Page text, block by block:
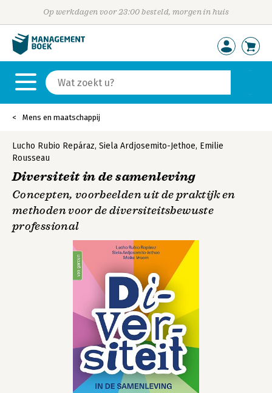
Op werkdagen voor 23:00 besteld, morgen in huis
Mens en maatschappij
Lucho Rubio Repáraz, Siela Ardjosemito-Jethoe, Emilie
Rousseau
Diversiteit in de samenleving
Concepten, voorbeelden uit de praktijk en
methoden voor de diversiteitsbewuste
professional